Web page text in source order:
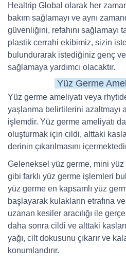
Healtrip Global olarak her
bakım sağlamayı ve aynı
güvenliğini, refahını sağlamayı
plastik cerrahi ekibimiz, sizin
bulundurarak istediğiniz genç
sağlamaya yardımcı olacaktır.
Yüz Germe
Yüz germe ameliyatı veya
yaşlanma belirtilerini azaltmayı
işlemdir. Yüz germe ameliyatı
oluşturmak için cildi, alttaki
derinin çıkarılmasını
Geleneksel yüz germe, mini
gibi farklı yüz germe işlemleri
yüz germe en kapsamlı yüz
başlayarak kulakların etrafına
uzanan kesiler aracılığı ile
daha sonra cildi ve alttaki
yağı, cilt dokusunu çıkarır ve
konumlandırır.